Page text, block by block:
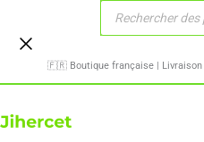
contenu
🇫🇷 Boutique française | Livraison